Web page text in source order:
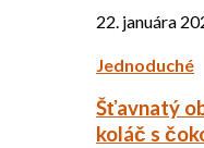
22. januára
Jednoduché
Šťavnatý
koláč s